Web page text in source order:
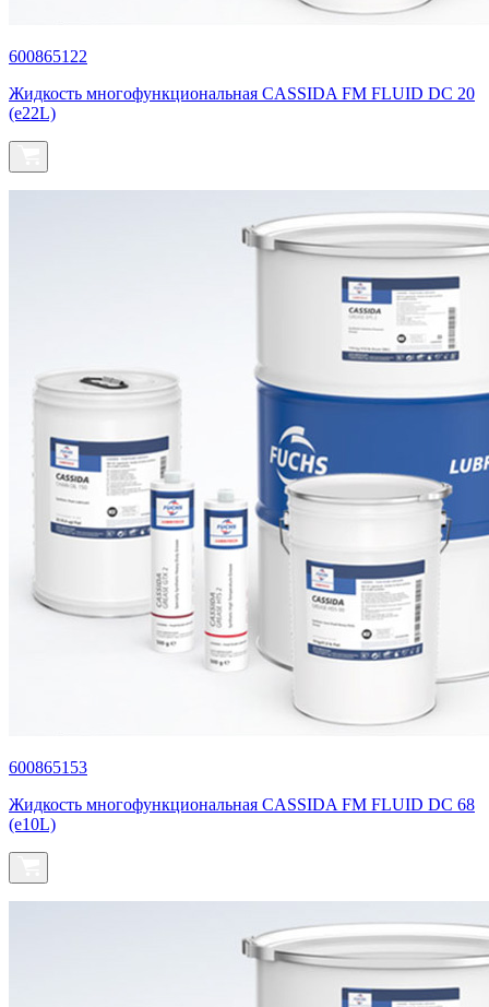
600865122
Жидкость многофункциональная СASSIDA FM FLUID DC 20
(e22L)
600865153
Жидкость многофункциональная СASSIDA FM FLUID DC 68
(e10L)